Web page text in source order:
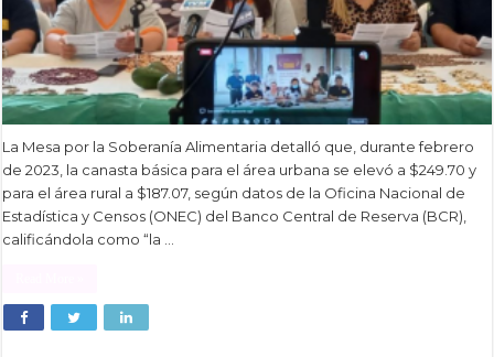
La Mesa por la Soberanía Alimentaria detalló que, durante febrero
de 2023, la canasta básica para el área urbana se elevó a $249.70 y
para el área rural a $187.07, según datos de la Oficina Nacional de
Estadística y Censos (ONEC) del Banco Central de Reserva (BCR),
calificándola como “la …